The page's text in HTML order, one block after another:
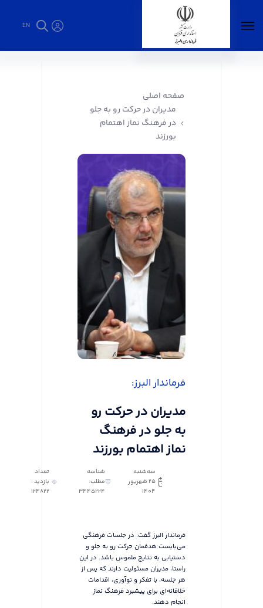
EN
صفحه اصلی
مدیران در حرکت رو به جلو
در فرهنگ نماز اهتمام
بورزند
فرماندار البرز:
مدیران در حرکت رو
به جلو در فرهنگ
نماز اهتمام بورزند
سه‌شنبه
25 شهریور
1404
شناسه
مطلب:
3445224
تعداد
بازدید :
124822
فرماندار البرز گفت: در جلسات فرهنگی
می‌بایست هدفمان حرکت رو به جلو و
دستیابی به نتایج ملموس باشد. در این
راستا، مدیران مسئولیت دارند که پس از
هر جلسه، با تفکر و نوآوری، اقدامات
خلاقانه‌ای برای پیشبرد فرهنگ نماز
انجام دهند.